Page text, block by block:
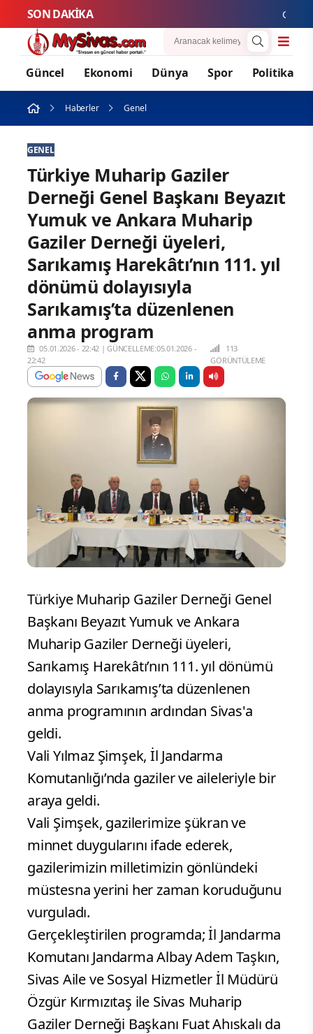
SON DAKİKA
Güncel Ekonomi Dünya Spor Politika
Haberler Genel
GENEL
Türkiye Muharip Gaziler
Derneği Genel Başkanı Beyazıt
Yumuk ve Ankara Muharip
Gaziler Derneği üyeleri,
Sarıkamış Harekâtı’nın 111. yıl
dönümü dolayısıyla
Sarıkamış’ta düzenlenen
anma program
05.01.2026 - 22:42 |GÜNCELLEME:05.01.2026 -
22:42
113
GÖRÜNTÜLEME
Türkiye Muharip Gaziler Derneği Genel
Başkanı Beyazıt Yumuk ve Ankara
Muharip Gaziler Derneği üyeleri,
Sarıkamış Harekâtı’nın 111. yıl dönümü
dolayısıyla Sarıkamış’ta düzenlenen
anma programının ardından Sivas'a
geldi.
Vali Yılmaz Şimşek, İl Jandarma
Komutanlığı’nda gaziler ve aileleriyle bir
araya geldi.
Vali Şimşek, gazilerimize şükran ve
minnet duygularını ifade ederek,
gazilerimizin milletimizin gönlündeki
müstesna yerini her zaman koruduğunu
vurguladı.
Gerçekleştirilen programda; İl Jandarma
Komutanı Jandarma Albay Adem Taşkın,
Sivas Aile ve Sosyal Hizmetler İl Müdürü
Özgür Kırmızıtaş ile Sivas Muharip
Gaziler Derneği Başkanı Fuat Ahıskalı da